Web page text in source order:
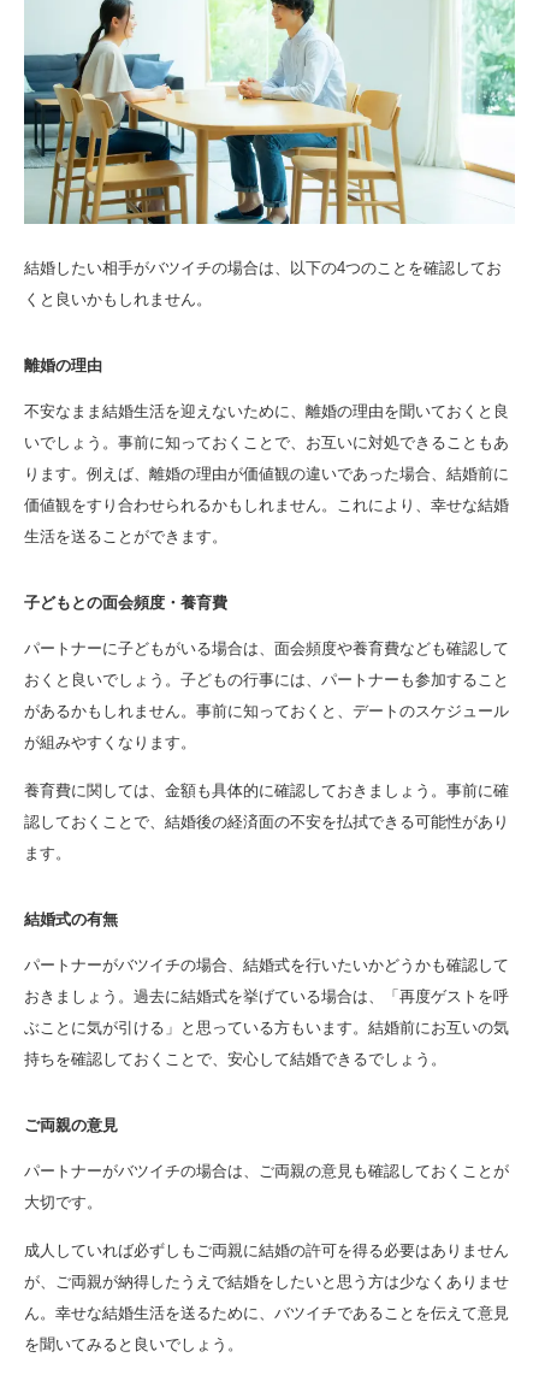
結婚したい相手がバツイチの場合は、以下の4つのことを確認してお
くと良いかもしれません。
離婚の理由
不安なまま結婚生活を迎えないために、離婚の理由を聞いておくと良
いでしょう。事前に知っておくことで、お互いに対処できることもあ
ります。例えば、離婚の理由が価値観の違いであった場合、結婚前に
価値観をすり合わせられるかもしれません。これにより、幸せな結婚
生活を送ることができます。
子どもとの面会頻度・養育費
パートナーに子どもがいる場合は、面会頻度や養育費なども確認して
おくと良いでしょう。子どもの行事には、パートナーも参加すること
があるかもしれません。事前に知っておくと、デートのスケジュール
が組みやすくなります。
養育費に関しては、金額も具体的に確認しておきましょう。事前に確
認しておくことで、結婚後の経済面の不安を払拭できる可能性があり
ます。
結婚式の有無
パートナーがバツイチの場合、結婚式を行いたいかどうかも確認して
おきましょう。過去に結婚式を挙げている場合は、「再度ゲストを呼
ぶことに気が引ける」と思っている方もいます。結婚前にお互いの気
持ちを確認しておくことで、安心して結婚できるでしょう。
ご両親の意見
パートナーがバツイチの場合は、ご両親の意見も確認しておくことが
大切です。
成人していれば必ずしもご両親に結婚の許可を得る必要はありません
が、ご両親が納得したうえで結婚をしたいと思う方は少なくありませ
ん。幸せな結婚生活を送るために、バツイチであることを伝えて意見
を聞いてみると良いでしょう。